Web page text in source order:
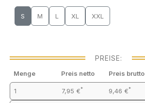
S M L XL XXL
PREISE:
Menge Preis netto Preis brutto
1 7,95 €* 9,46 €*